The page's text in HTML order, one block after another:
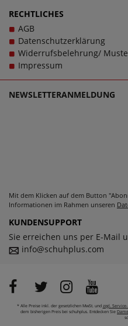
RECHTLICHES
AGB
Datenschutzerklärung
Widerrufsbelehrung/
Impressum
NEWSLETTERANMELDUNG
Mit dem Klicken auf dem Button
Informationen im Rahmen unseren
KUNDENSUPPORT
Sie erreichen uns per E-Mail
info@schuhplus.com
* Alle Preise inkl. der gesetzlichen MwSt. und zzgl.
dem bisherigen Preis bei schuhplus. Entdecken Sie